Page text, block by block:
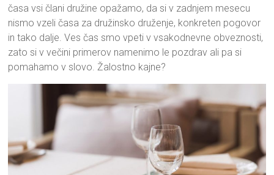
časa vsi člani družine opažamo, da si v zadnjem mesecu
nismo vzeli časa za družinsko druženje, konkreten pogovor
in tako dalje. Ves čas smo vpeti v vsakodnevne obveznosti,
zato si v večini primerov namenimo le pozdrav ali pa si
pomahamo v slovo. Žalostno kajne?